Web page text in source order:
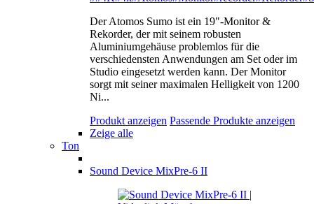
Der Atomos Sumo ist ein 19"-Monitor &
Rekorder, der mit seinem robusten
Aluminiumgehäuse problemlos für die
verschiedensten Anwendungen am Set oder im
Studio eingesetzt werden kann. Der Monitor
sorgt mit seiner maximalen Helligkeit von 1200
Ni...
Produkt anzeigen Passende Produkte anzeigen
Zeige alle
Ton
Sound Device MixPre-6 II